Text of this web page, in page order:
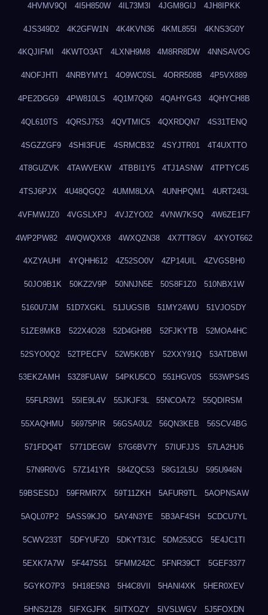
4HVMV9QI 4I5H850W 4IL73M3I 4JGM8GIJ 4JH8IPKK
4JS349D2 4K2GFW1N 4K4KVN36 4KML855I 4KNS3G0Y
4KQJIFMI 4KWTO3AT 4LXNH9M8 4M8RR8DW 4NNSAVOG
4NOFJHTI 4NRBYMY1 4O9WC0SL 4ORR508B 4P5VX889
4PE2DGG9 4PW810LS 4Q1M7Q60 4QAHYG43 4QHYCH8B
4QL610TS 4QRSJ753 4QVTMIC5 4QXRDQN7 4S31TENQ
4SGZZGF9 4SHI3FUE 4SRMCB32 4SYJTR01 4T4UXTTO
4T8GUZVK 4TAWVEKW 4TBBI1Y5 4TJ1ASNW 4TPTYC45
4TSJ6PJX 4U48QGQ2 4UMM8LXA 4UNHPQM1 4URT243L
4VFMWJZ0 4VGSLXPJ 4VJZYO02 4VNW7KSQ 4W6ZE1F7
4WP2PW82 4WQWQXX8 4WXQZN38 4X7TT8GV 4XYOT662
4XZYAUHI 4YQHH612 4Z52SO0V 4ZP14UIL 4ZVGSBH0
50JO9B1K 50KZ2V9P 50NNJN5E 50S8F1Z0 510NBX1W
5160U7JM 51D7XGKL 51JUGSIB 51MY24WU 51VJOSDY
51ZE8MKB 522X4O28 52D4GH9B 52FJKYTB 52MOA4HC
52SYO0Q2 52TPECFV 52W5K0BY 52XXY91Q 53ATDBWI
53EKZAMH 53Z8FUAW 54PKU5CO 551HGV0S 553WPS4S
55FLR3W1 55IE9L4V 55JKJF3L 55NCOA72 55QDIRSM
55XAQHMU 56975PIR 56GSA0U2 56QN3KEB 56SCV4BG
571FDQ4T 5771DEGW 57G6BV7Y 57IUFJJS 57LA2HJ6
57N9R0VG 57Z141YR 584ZQC53 58G12L5U 595U946N
59BSESDJ 59FRMR7X 59T11ZKH 5AFUR9TL 5AOPNSAW
5AQL07P2 5ASS9KJO 5AY4N3YE 5B3AF4SH 5CDCU7YL
5CWV233T 5DFYUFZ0 5DKYT31C 5DM253CG 5E4JC1TI
5EXK7A7W 5F447S51 5FMM242C 5FNR39CT 5GEF3377
5GYKO7P3 5H18E5N3 5H4C8VII 5HANI4XK 5HER0XEV
5HNS21Z8 5IFXGJFK 5IITXOZY 5IVSLWGV 5J5FOXDN